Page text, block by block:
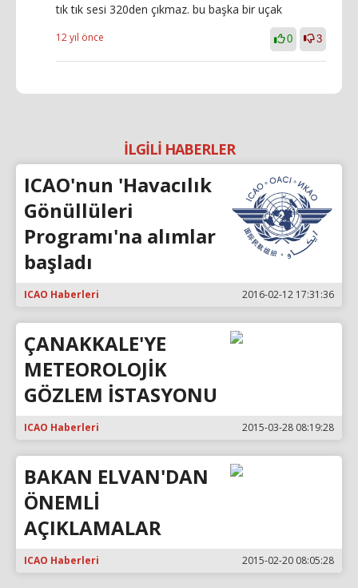
tık tık sesi 320den çıkmaz. bu başka bir uçak
12 yıl önce 0 3
İLGİLİ HABERLER
ICAO'nun 'Havacılık
Gönüllüleri
Programı'na alımlar
başladı
ICAO Haberleri 2016-02-12 17:31:36
ÇANAKKALE'YE
METEOROLOJİK
GÖZLEM İSTASYONU
ICAO Haberleri 2015-03-28 08:19:28
BAKAN ELVAN'DAN
ÖNEMLİ
AÇIKLAMALAR
ICAO Haberleri 2015-02-20 08:05:28